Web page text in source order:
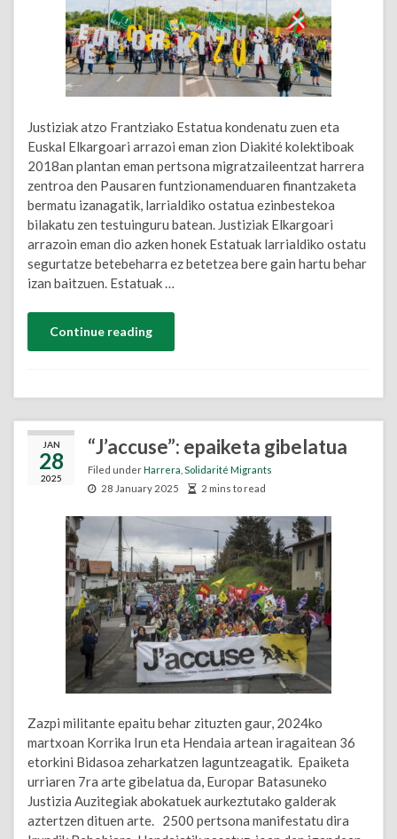
Justiziak atzo Frantziako Estatua kondenatu zuen eta
Euskal Elkargoari arrazoi eman zion Diakité kolektiboak
2018an plantan eman pertsona migratzaileentzat harrera
zentroa den Pausaren funtzionamenduaren finantzaketa
bermatu izanagatik, larrialdiko ostatua ezinbestekoa
bilakatu zen testuinguru batean. Justiziak Elkargoari
arrazoin eman dio azken honek Estatuak larrialdiko ostatu
segurtatze betebeharra ez betetzea bere gain hartu behar
izan baitzuen. Estatuak …
Continue reading
JAN
28
2025
“J’accuse”: epaiketa gibelatua
Filed underHarrera Solidarité Migrants
28 January 2025
2 mins to read
Zazpi militante epaitu behar zituzten gaur, 2024ko
martxoan Korrika Irun eta Hendaia artean iragaitean 36
etorkini Bidasoa zeharkatzen laguntzeagatik. Epaiketa
urriaren 7ra arte gibelatua da, Europar Batasuneko
Justizia Auzitegiak abokatuek aurkeztutako galderak
aztertzen dituen arte. 2500 pertsona manifestatu dira